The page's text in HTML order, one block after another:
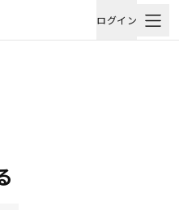
ログイン